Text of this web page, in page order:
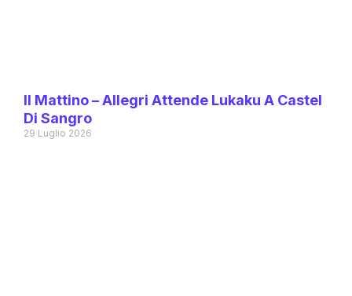
Il Mattino – Allegri Attende Lukaku A Castel
Di Sangro
29 Luglio 2026